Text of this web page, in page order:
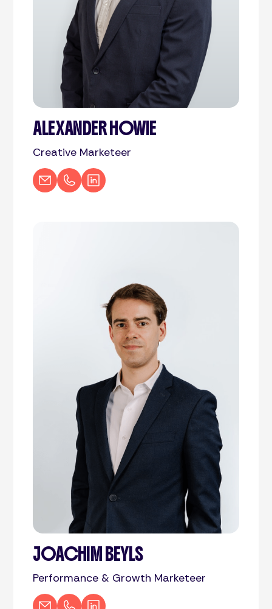
ALEXANDER HOWIE
Creative Marketeer
JOACHIM BEYLS
Performance & Growth Marketeer